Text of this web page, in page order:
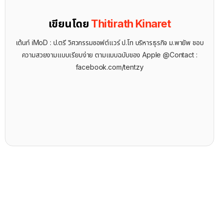
เขียนโดย Thitirath Kinaret
เต้นท์ iMoD : ป.ตรี วิศวกรรมซอฟต์แวร์ ป.โท บริหารธุรกิจ ม.พายัพ ชอบ
ความสวยงามแบบเรียบง่าย ตามแบบฉบับของ Apple @Contact :
facebook.com/tentzy